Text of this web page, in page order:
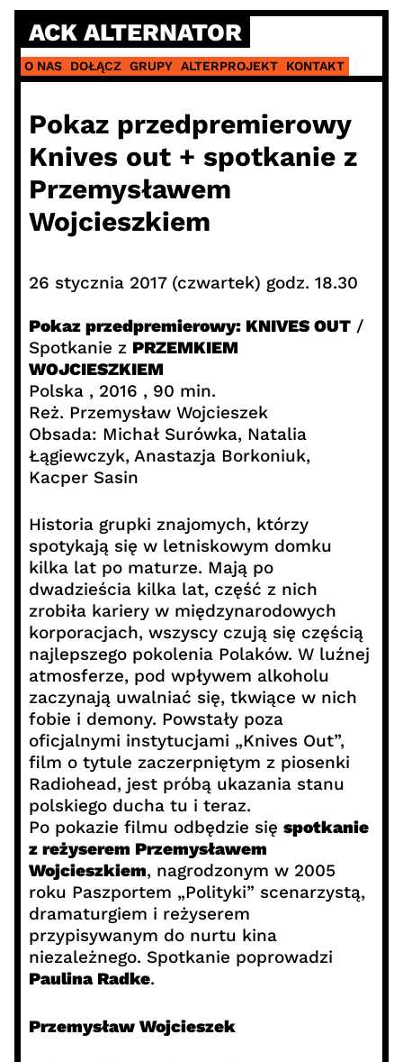
Skip
content
ACK ALTERNATOR
O NAS DOŁĄCZ GRUPY ALTERPROJEKT KONTAKT
Pokaz przedpremierowy
Knives out + spotkanie z
Przemysławem
Wojcieszkiem
26 stycznia 2017 (czwartek) godz. 18.30
Pokaz przedpremierowy: KNIVES OUT/
Spotkanie z PRZEMKIEM
WOJCIESZKIEM
Polska , 2016 , 90 min.
Reż. Przemysław Wojcieszek
Obsada: Michał Surówka, Natalia
Łągiewczyk, Anastazja Borkoniuk,
Kacper Sasin
Historia grupki znajomych, którzy
spotykają się w letniskowym domku
kilka lat po maturze. Mają po
dwadzieścia kilka lat, część z nich
zrobiła kariery w międzynarodowych
korporacjach, wszyscy czują się częścią
najlepszego pokolenia Polaków. W luźnej
atmosferze, pod wpływem alkoholu
zaczynają uwalniać się, tkwiące w nich
fobie i demony. Powstały poza
oficjalnymi instytucjami „Knives Out”,
film o tytule zaczerpniętym z piosenki
Radiohead, jest próbą ukazania stanu
polskiego ducha tu i teraz.
Po pokazie filmu odbędzie się spotkanie
z reżyserem Przemysławem
Wojcieszkiem, nagrodzonym w 2005
roku Paszportem „Polityki” scenarzystą,
dramaturgiem i reżyserem
przypisywanym do nurtu kina
niezależnego. Spotkanie poprowadzi
Paulina Radke.
Przemysław Wojcieszek